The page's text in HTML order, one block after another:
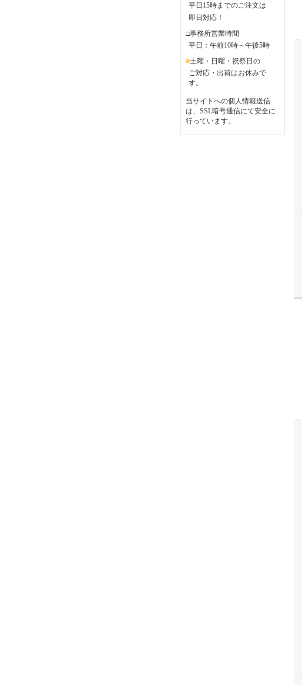
平日15時までのご注文は
即日対応！
□事務所営業時間
平日：午前10時～午後5時
■土曜・日曜・祝祭日の
ご対応・出荷はお休みで
す。
当サイトへの個人情報送信
は、SSL暗号通信にて安全に
行っています。